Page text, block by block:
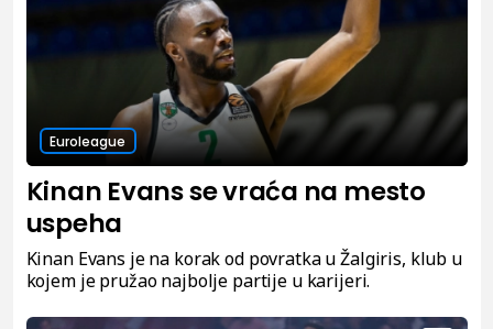
Euroleague
Kinan Evans se vraća na mesto
uspeha
Kinan Evans je na korak od povratka u Žalgiris, klub u
kojem je pružao najbolje partije u karijeri.